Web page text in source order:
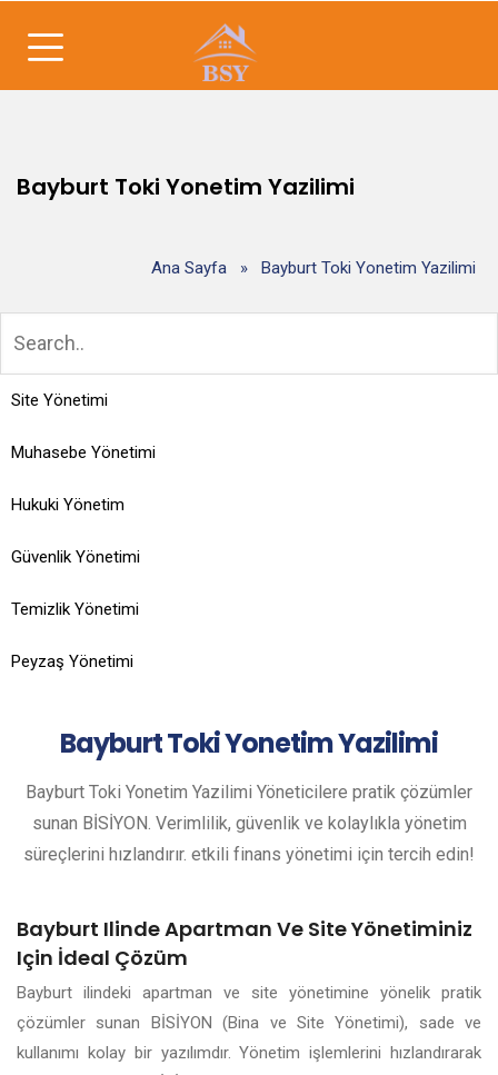
Bayburt Toki Yonetim Yazilimi
Ana Sayfa » Bayburt Toki Yonetim Yazilimi
Site Yönetimi
Muhasebe Yönetimi
Hukuki Yönetim
Güvenlik Yönetimi
Temizlik Yönetimi
Peyzaş Yönetimi
BayburtToki Yonetim Yazilimi
Bayburt Toki Yonetim Yazilimi Yöneticilere pratik çözümler
sunan BİSİYON. Verimlilik, güvenlik ve kolaylıkla yönetim
süreçlerini hızlandırır. etkili finans yönetimi için tercih edin!
Bayburt Ilinde Apartman Ve Site Yönetiminiz
Için İdeal Çözüm
Bayburt ilindeki apartman ve site yönetimine yönelik pratik
çözümler sunan BİSİYON (Bina ve Site Yönetimi), sade ve
kullanımı kolay bir yazılımdır. Yönetim işlemlerini hızlandırarak